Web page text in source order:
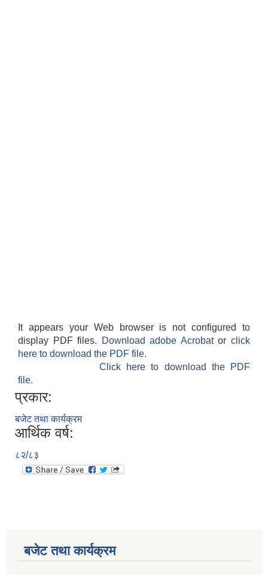
It appears your Web browser is not configured to
display PDF files.
Download adobe Acrobatorclick
here to download the PDF file.
Click here to download the PDF
file.
प्रकार:
बजेट तथा कार्यक्रम
आर्थिक वर्ष:
८२/८३
बजेट तथा कार्यक्रम